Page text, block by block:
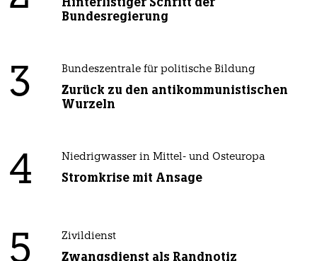
Bundesregierung
3 Bundeszentrale für politische Bildung
Zurück zu den antikommunistischen
Wurzeln
4 Niedrigwasser in Mittel- und Osteuropa
Stromkrise mit Ansage
5 Zivildienst
Zwangsdienst als Randnotiz